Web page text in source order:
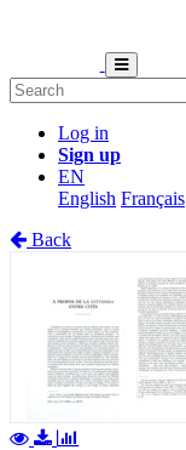
Log in
Sign up
EN
English Français
Back